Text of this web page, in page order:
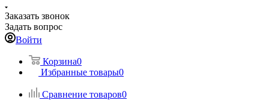
Заказать звонок
Задать вопрос
Войти
Корзина0
Избранные товары0
Сравнение товаров0